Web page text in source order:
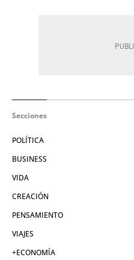
Secciones
POLÍTICA
BUSINESS
VIDA
CREACIÓN
PENSAMIENTO
VIAJES
+ECONOMÍA